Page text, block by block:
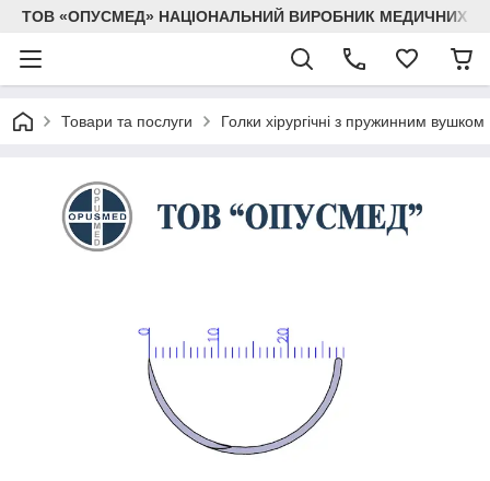
ТОВ «ОПУСМЕД» НАЦІОНАЛЬНИЙ ВИРОБНИК МЕДИЧНИХ
Товари та послуги Голки хірургічні з пружинним вушком